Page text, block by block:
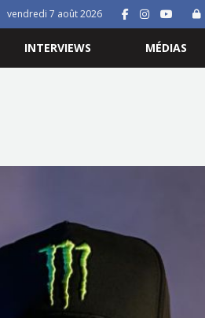
vendredi 7 août 2026
INTERVIEWS MÉDIAS